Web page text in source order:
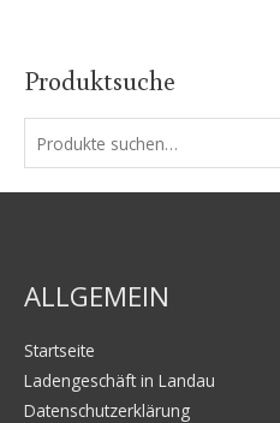
Produktsuche
u
c
n
c
h
ALLGEMEIN
Startseite
Ladengeschäft in Landau
Datenschutzerklärung